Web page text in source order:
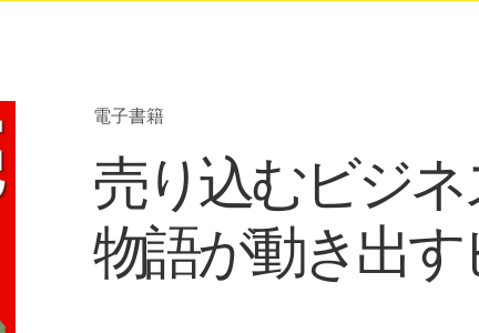
電子書籍
売り込むビジネ
物語が動き出す